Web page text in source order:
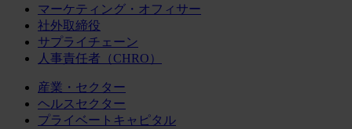
マーケティング・オフィサー
社外取締役
サプライチェーン
人事責任者（CHRO）
産業・セクター
ヘルスセクター
プライベートキャピタル